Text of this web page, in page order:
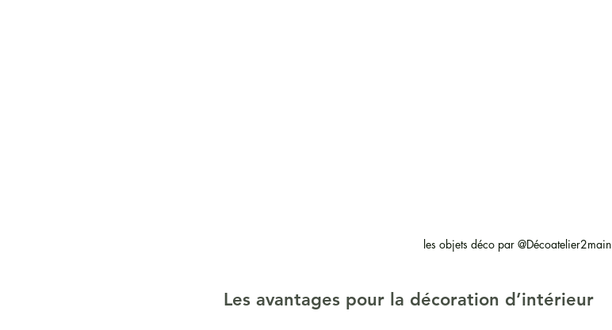
les objets déco par @Décoatelier2main
Les avantages pour la décoration d’intérieur